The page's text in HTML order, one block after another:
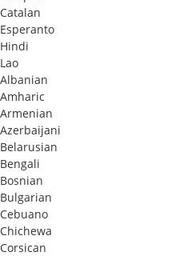
Catalan
Esperanto
Hindi
Lao
Albanian
Amharic
Armenian
Azerbaijani
Belarusian
Bengali
Bosnian
Bulgarian
Cebuano
Chichewa
Corsican